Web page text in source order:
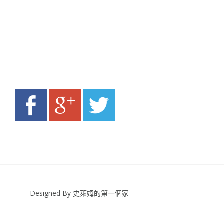
Designed By 史萊姆的第一個家